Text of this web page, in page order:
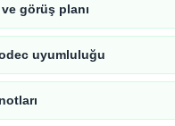
görüş planı
uyumluluğu